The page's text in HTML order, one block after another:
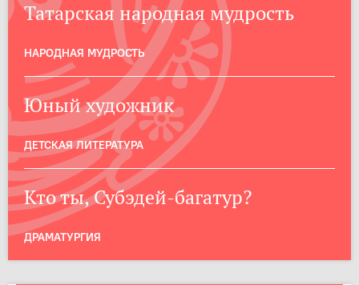
Татарская народная мудрость
НАРОДНАЯ МУДРОСТЬ
Юный художник
ДЕТСКАЯ ЛИТЕРАТУРА
Кто ты, Субэдей-багатур?
ДРАМАТУРГИЯ